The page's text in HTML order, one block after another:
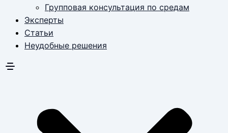
Групповая консультация по средам
Эксперты
Статьи
Неудобные решения